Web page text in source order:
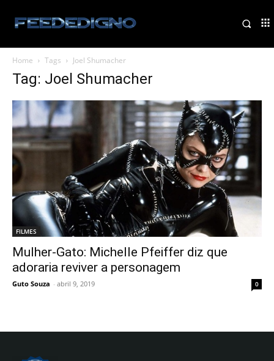
Home Tags Joel Shumacher
Tag: Joel Shumacher
FILMES
Mulher-Gato: Michelle Pfeiffer diz que
adoraria reviver a personagem
Guto Souza - abril 9, 2019 0